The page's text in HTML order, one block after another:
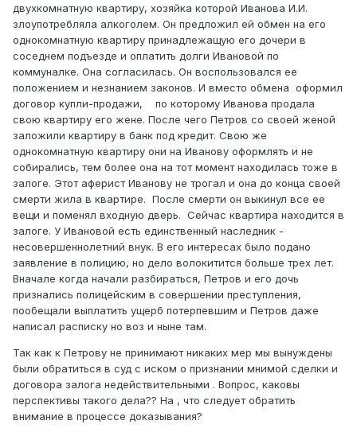
двухкомнатную квартиру, хозяйка которой Иванова И.И.
злоупотребляла алкоголем. Он предложил ей обмен на его
однокомнатную квартиру принадлежащую его дочери в
соседнем подъезде и оплатить долги Ивановой по
коммуналке. Она согласилась. Он воспользовался ее
положением и незнанием законов. И вместо обмена оформил
договор купли-продажи, по которому Иванова продала
свою квартиру его жене. После чего Петров со своей женой
заложили квартиру в банк под кредит. Свою же
однокомнатную квартиру они на Иванову оформлять и не
собирались, тем более она на тот момент находилась тоже в
залоге. Этот аферист Иванову не трогал и она до конца своей
смерти жила в квартире. После смерти он выкинул все ее
вещи и поменял входную дверь. Сейчас квартира находится в
залоге. У Ивановой есть единственный наследник -
несовершеннолетний внук. В его интересах было подано
заявление в полицию, но дело волокитится больше трех лет.
Вначале когда начали разбираться, Петров и его дочь
признались полицейским в совершении преступления,
пообещали выплатить ущерб потерпевшим и Петров даже
написал расписку но воз и ныне там.
Так как к Петрову не принимают никаких мер мы вынуждены
были обратиться в суд с иском о признании мнимой сделки и
договора залога недействительными . Вопрос, каковы
перспективы такого дела?? На , что следует обратить
внимание в процессе доказывания?